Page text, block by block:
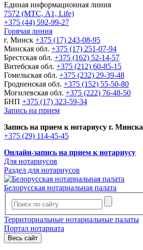
Единая информационная линия
7572 (МТС, A1, Life)
+375 (44) 592-99-27
Горячая линия
г. Минск +375 (17) 243-08-95
Минская обл. +375 (17) 251-07-94
Брестская обл. +375 (162) 52-14-57
Витебская обл. +375 (212) 60-85-15
Гомельская обл. +375 (232) 29-39-48
Гродненская обл. +375 (152) 55-50-80
Могилевская обл. +375 (222) 76-48-50
БНП +375 (17) 323-59-34
Запись на прием
Запись на прием к нотариусу г. Минска
+375 (29) 114-45-45
Онлайн-запись на прием к нотариусу
Для нотариусов
Раздел для нотариусов
Белорусская нотариальная палата
Территориальные нотариальные палаты
Портал нотариата
Весь сайт